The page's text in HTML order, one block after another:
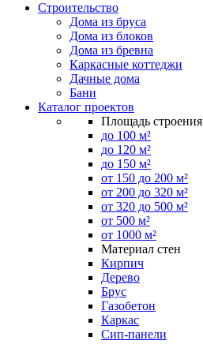
Строительство
Дома из бруса
Дома из блоков
Дома из бревна
Каркасные коттеджи
Дачные дома
Бани
Каталог проектов
Площадь строения
до 100 м²
до 120 м²
до 150 м²
от 150 до 200 м²
от 200 до 320 м²
от 320 до 500 м²
от 500 м²
от 1000 м²
Материал стен
Кирпич
Дерево
Брус
Газобетон
Каркас
Сип-панели